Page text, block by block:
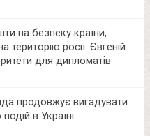
на безпеку країни,
територію росії: Євгеній
для дипломатів
продовжує вигадувати
подій в Україні